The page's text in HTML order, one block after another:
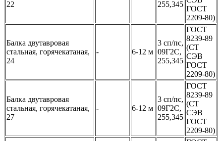
22
255,345
ГОСТ
2209-80)
Балка двутавровая
стальная, горячекатаная,
24
- 6-12 м
3 сп/пс,
09Г2С,
255,345
ГОСТ
8239-89
(СТ
СЭВ
ГОСТ
2209-80)
Балка двутавровая
стальная, горячекатаная,
27
- 6-12 м
3 сп/пс,
09Г2С,
255,345
ГОСТ
8239-89
(СТ
СЭВ
ГОСТ
2209-80)